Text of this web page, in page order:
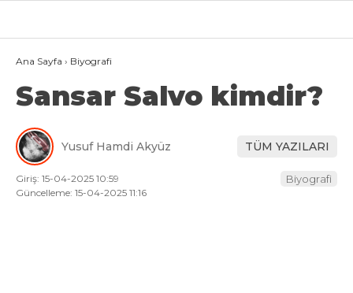
27.4°
GALERİ VİDEO
VAN
BÖLGE
3.SAYFA
Ana Sayfa › Biyografi
Sansar Salvo kimdir?
Yusuf Hamdi Akyüz TÜM YAZILARI
Giriş: 15-04-2025 10:59
Güncelleme: 15-04-2025 11:16
Biyografi